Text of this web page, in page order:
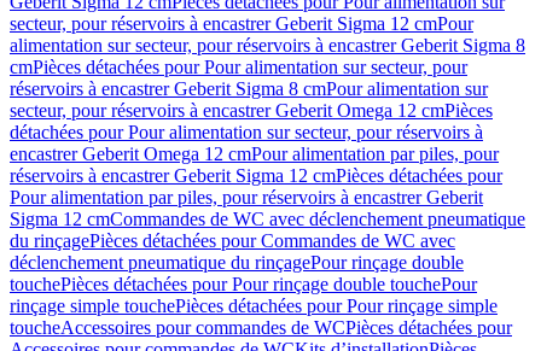
secteur, pour réservoirs à encastrer Geberit Sigma 12 cmPour
alimentation sur secteur, pour réservoirs à encastrer Geberit Sigma 8
cmPièces détachées pour Pour alimentation sur secteur, pour
réservoirs à encastrer Geberit Sigma 8 cmPour alimentation sur
secteur, pour réservoirs à encastrer Geberit Omega 12 cmPièces
détachées pour Pour alimentation sur secteur, pour réservoirs à
encastrer Geberit Omega 12 cmPour alimentation par piles, pour
réservoirs à encastrer Geberit Sigma 12 cmPièces détachées pour
Pour alimentation par piles, pour réservoirs à encastrer Geberit
Sigma 12 cmCommandes de WC avec déclenchement pneumatique
du rinçagePièces détachées pour Commandes de WC avec
déclenchement pneumatique du rinçagePour rinçage double
touchePièces détachées pour Pour rinçage double touchePour
rinçage simple touchePièces détachées pour Pour rinçage simple
toucheAccessoires pour commandes de WCPièces détachées pour